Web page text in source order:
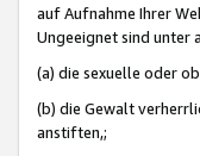
auf Aufnahme Ihrer
Ungeeignet sind unter
(a) die sexuelle oder
(b) die Gewalt
anstiften,;